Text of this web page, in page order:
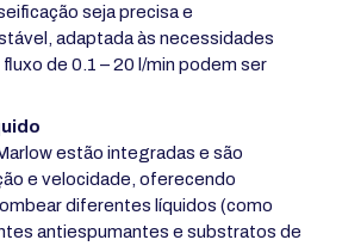
seja precisa e
adaptada às necessidades
de 0.1 – 20 l/min podem ser
estão integradas e são
e velocidade, oferecendo
diferentes líquidos (como
antiespumantes e substratos de